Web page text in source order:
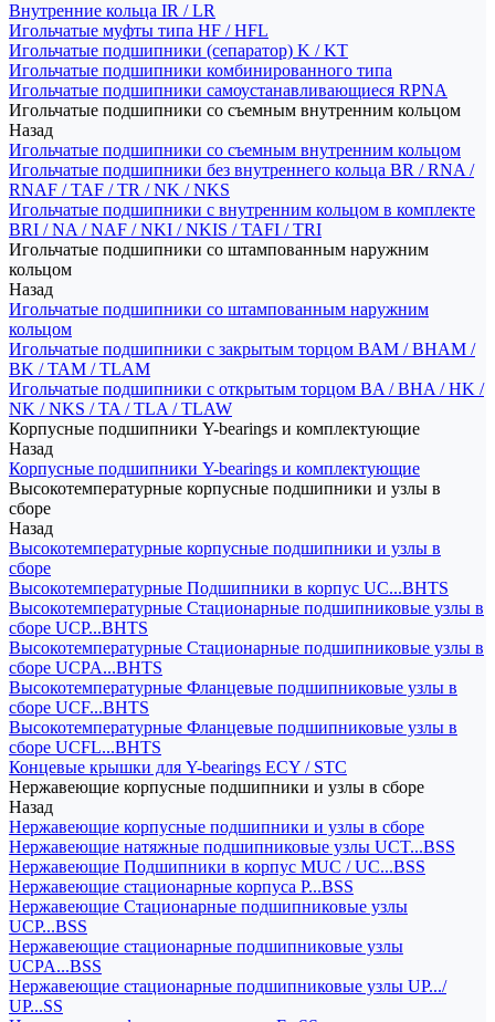
Внутренние кольца IR / LR
Игольчатые муфты типа HF / HFL
Игольчатые подшипники (сепаратор) K / KT
Игольчатые подшипники комбинированного типа
Игольчатые подшипники самоустанавливающиеся RPNA
Игольчатые подшипники со съемным внутренним кольцом
Назад
Игольчатые подшипники со съемным внутренним кольцом
Игольчатые подшипники без внутреннего кольца BR / RNA /
RNAF / TAF / TR / NK / NKS
Игольчатые подшипники с внутренним кольцом в комплекте
BRI / NA / NAF / NKI / NKIS / TAFI / TRI
Игольчатые подшипники со штампованным наружним
кольцом
Назад
Игольчатые подшипники со штампованным наружним
кольцом
Игольчатые подшипники с закрытым торцом BAM / BHAM /
BK / TAM / TLAM
Игольчатые подшипники с открытым торцом BA / BHA / HK /
NK / NKS / TA / TLA / TLAW
Корпусные подшипники Y-bearings и комплектующие
Назад
Корпусные подшипники Y-bearings и комплектующие
Высокотемпературные корпусные подшипники и узлы в
сборе
Назад
Высокотемпературные корпусные подшипники и узлы в
сборе
Высокотемпературные Подшипники в корпус UC...BHTS
Высокотемпературные Стационарные подшипниковые узлы в
сборе UCP...BHTS
Высокотемпературные Стационарные подшипниковые узлы в
сборе UCPA...BHTS
Высокотемпературные Фланцевые подшипниковые узлы в
сборе UCF...BHTS
Высокотемпературные Фланцевые подшипниковые узлы в
сборе UCFL...BHTS
Концевые крышки для Y-bearings ECY / STC
Нержавеющие корпусные подшипники и узлы в сборе
Назад
Нержавеющие корпусные подшипники и узлы в сборе
Нержавеющие натяжные подшипниковые узлы UCT...BSS
Нержавеющие Подшипники в корпус MUC / UC...BSS
Нержавеющие стационарные корпуса P...BSS
Нержавеющие Стационарные подшипниковые узлы
UCP...BSS
Нержавеющие стационарные подшипниковые узлы
UCPA...BSS
Нержавеющие стационарные подшипниковые узлы UP.../
UP...SS